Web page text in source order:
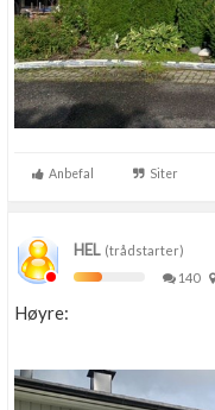
Anbefal Siter
HEL(trådstarter)
140
Høyre: